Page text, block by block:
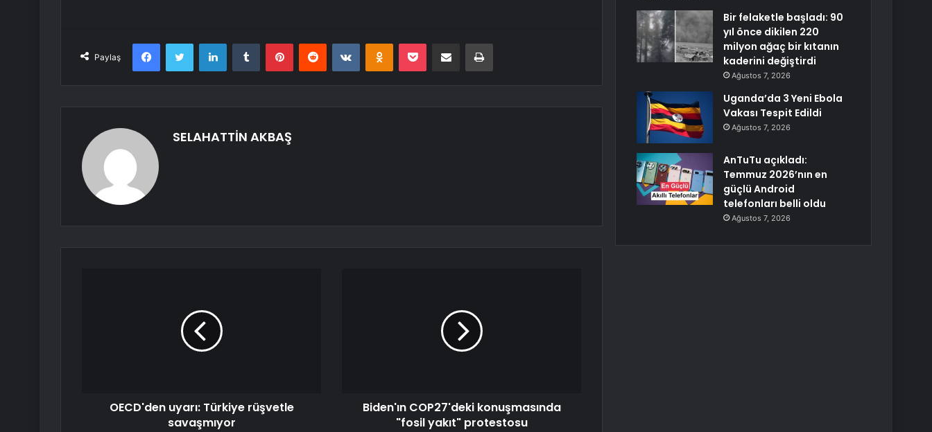
Paylaş
FacebookTwitter LinkedInTumblr PinterestReddit VKontakteOdnoklassniki
Pocket E-Posta ile paylaş Yazdır
SELAHATTİN AKBAŞ
OECD'den uyarı: Türkiye rüşvetle
savaşmıyor
Biden'ın COP27'deki konuşmasında
"fosil yakıt" protestosu
Bir felaketle başladı: 90
yıl önce dikilen 220
milyon ağaç bir kıtanın
kaderini değiştirdi
Ağustos 7, 2026
Uganda’da 3 Yeni Ebola
Vakası Tespit Edildi
Ağustos 7, 2026
AnTuTu açıkladı:
Temmuz 2026’nın en
güçlü Android
telefonları belli oldu
Ağustos 7, 2026